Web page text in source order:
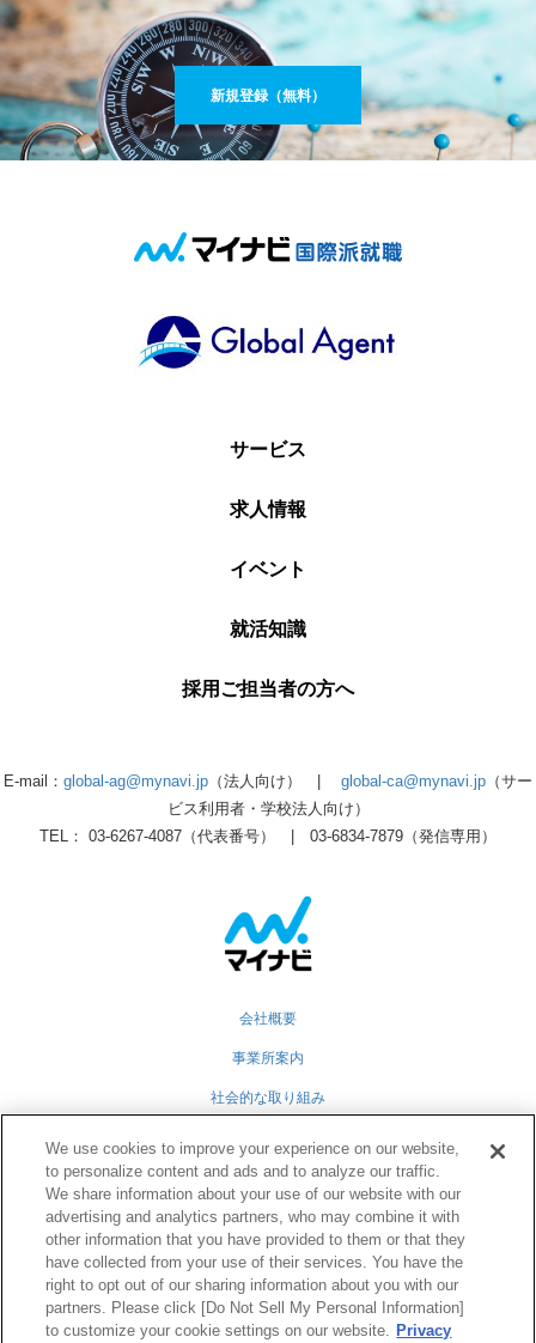
新規登録（無料）
サービス
求人情報
イベント
就活知識
採用ご担当者の方へ
E-mail： global-ag@mynavi.jp （法人向け） | global-ca@mynavi.jp （サー
ビス利用者・学校法人向け）
TEL： 03-6267-4087（代表番号） | 03-6834-7879（発信専用）
会社概要
事業所案内
社会的な取り組み
グループ会社
個人情報保護方針
業務運営規定
TwitterFacebook
RSS
We use cookies to improve your experience on our website,
to personalize content and ads and to analyze our traffic.
We share information about your use of our website with our
advertising and analytics partners, who may combine it with
other information that you have provided to them or that they
have collected from your use of their services. You have the
right to opt out of our sharing information about you with our
partners. Please click [Do Not Sell My Personal Information]
to customize your cookie settings on our website. Privacy